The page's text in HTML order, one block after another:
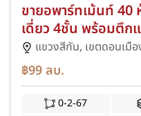
ขายอพาร์ทเม้นท์ 40
เดี่ยว 4ชั้น พร้อมตึก
ตารางวา ถนนสรงปร
เชื่อมต่อ ซอยเตชะตุง
ดอนเมือง ทางด่วนศ
แขวงสีกัน, เขตดอนเมือ
฿99ลบ.
0-2-67